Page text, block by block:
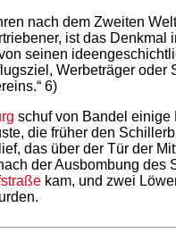
nach dem Zweiten
ist das Denkmal
seinen
Werbeträger oder
6)
schuf von Bandel einige
die früher den
das über der Tür der
der Ausbombung des
kam, und zwei